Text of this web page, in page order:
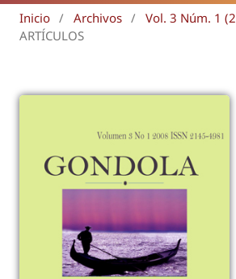
Inicio / Archivos / Vol. 3 Núm. 1
ARTÍCULOS